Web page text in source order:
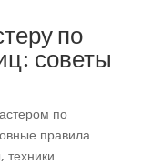
по
советы
по
правила
техники